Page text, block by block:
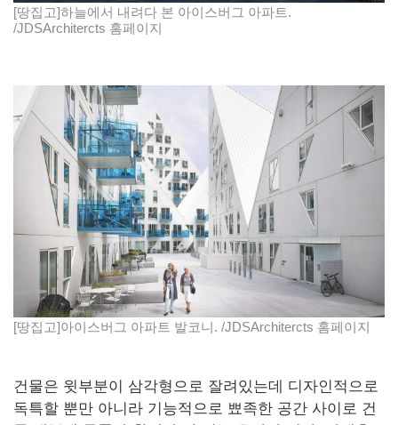
[땅집고]하늘에서 내려다 본 아이스버그 아파트.
/JDSArchitercts 홈페이지
[땅집고]아이스버그 아파트 발코니. /JDSArchitercts 홈페이지
건물은 윗부분이 삼각형으로 잘려있는데 디자인적으로
독특할 뿐만 아니라 기능적으로 뾰족한 공간 사이로 건